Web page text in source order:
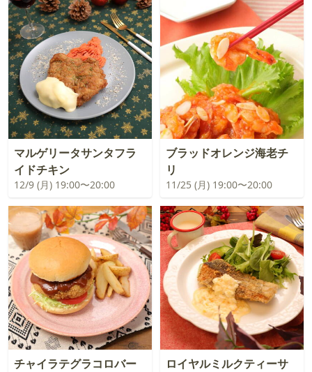
マルゲリータサンタフラ
イドチキン
12/9 (月) 19:00〜20:00
ブラッドオレンジ海老チ
リ
11/25 (月) 19:00〜20:00
チャイラテグラコロバー
ロイヤルミルクティーサ